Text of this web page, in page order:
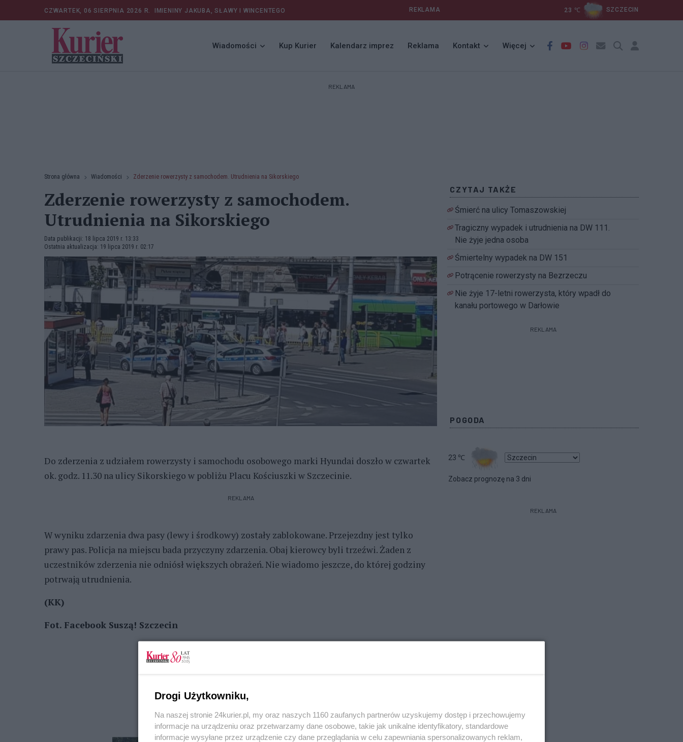
CZWARTEK, 06 SIERPNIA 2026 R. IMIENINY JAKUBA, SŁAWY I WINCENTEGO REKLAMA 23 ℃ SZCZECIN
Wiadomości Kup Kurier Kalendarz imprez Reklama Kontakt Więcej
REKLAMA
Strona główna Wiadomości Zderzenie rowerzysty z samochodem. Utrudnienia na Sikorskiego
Zderzenie rowerzysty z samochodem.
Utrudnienia na Sikorskiego
Data publikacji: 18 lipca 2019 r. 13:33
Ostatnia aktualizacja: 19 lipca 2019 r. 02:17
Do zderzenia z udziałem rowerzysty i samochodu osobowego marki Hyundai doszło w czwartek
ok. godz. 11.30 na ulicy Sikorskiego w pobliżu Placu Kościuszki w Szczecinie.
REKLAMA
W wyniku zdarzenia dwa pasy (lewy i środkowy) zostały zablokowane. Przejezdny jest tylko
prawy pas. Policja na miejscu bada przyczyny zdarzenia. Obaj kierowcy byli trzeźwi. Żaden z
uczestników zderzenia nie odniósł większych obrażeń. Nie wiadomo jeszcze, do której godziny
potrwają utrudnienia.
(KK)
Fot. Facebook Suszą! Szczecin
CZYTAJ TAKŻE
Śmierć na ulicy Tomaszowskiej
Tragiczny wypadek i utrudnienia na DW 111.
Nie żyje jedna osoba
Śmiertelny wypadek na DW 151
Potrącenie rowerzysty na Bezrzeczu
Nie żyje 17-letni rowerzysta, który wpadł do
kanału portowego w Darłowie
REKLAMA
POGODA
23 ℃
Zobacz prognozę na 3 dni
REKLAMA
Drogi Użytkowniku,
Na naszej stronie 24kurier.pl, my oraz naszych 1160 zaufanych partnerów uzyskujemy dostęp i przechowujemy
informacje na urządzeniu oraz przetwarzamy dane osobowe, takie jak unikalne identyfikatory, standardowe
informacje wysyłane przez urządzenie czy dane przeglądania w celu zapewniania spersonalizowanych reklam,